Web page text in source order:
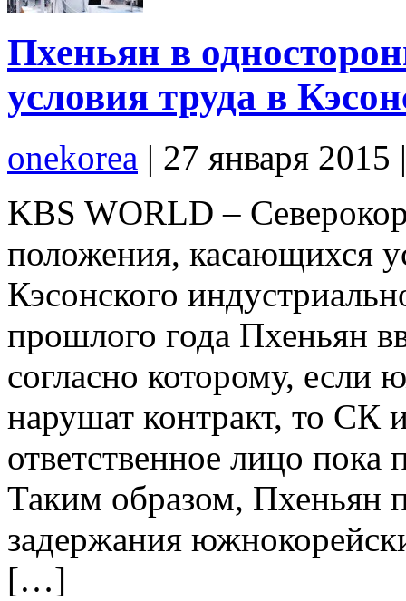
Пхеньян в
условия труда в
onekorea | 27 января 2015
KBS WORLD –
положения, касающихся
Кэсонского
прошлого года Пхеньян
согласно которому, если
нарушат контракт, то СК
ответственное лицо
Таким образом, Пхеньян
задержания
[…]